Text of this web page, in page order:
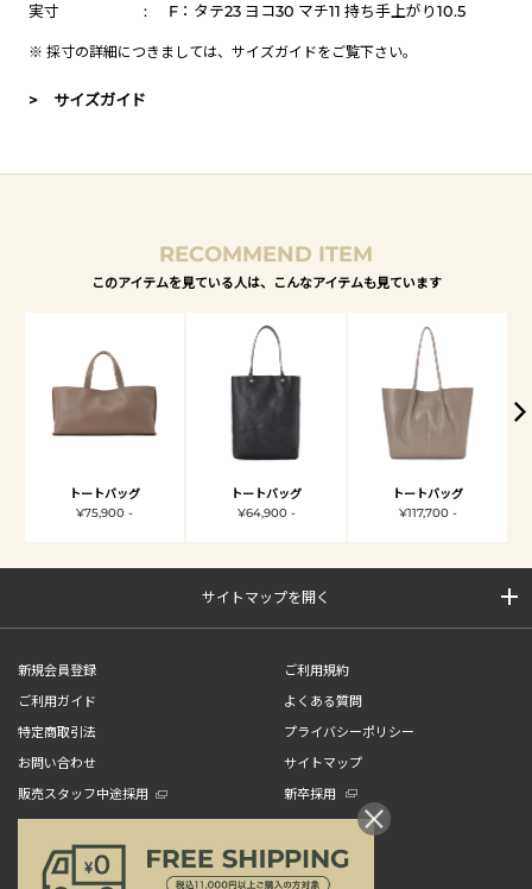
実寸
: F：タテ23 ヨコ30 マチ11 持ち手上がり10.5
※ 採寸の詳細につきましては、 サイズガイドをご覧下さい。
> サイズガイド
RECOMMEND ITEM
このアイテムを見ている人は、こんなアイテムも見ています
トートバッグ
¥75,900 -
トートバッグ
¥64,900 -
トートバッグ
¥117,700 -
サイトマップを開く
新規会員登録
ご利用規約
ご利用ガイド
よくある質問
特定商取引法
プライバシーポリシー
お問い合わせ
サイトマップ
販売スタッフ中途採用
新卒採用